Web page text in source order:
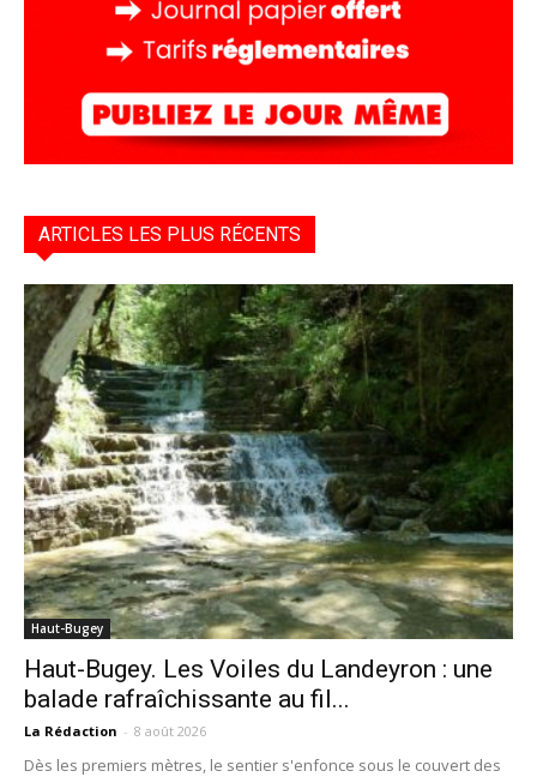
ARTICLES LES PLUS RÉCENTS
Haut-Bugey
Haut-Bugey. Les Voiles du Landeyron : une
balade rafraîchissante au fil...
La Rédaction - 8 août 2026
Dès les premiers mètres, le sentier s'enfonce sous le couvert des